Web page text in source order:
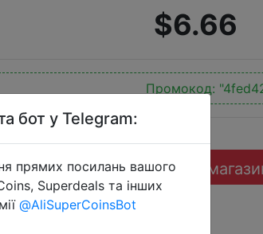
$6.66
Промокод:
Перейти до
бот у Telegram:
прямих посилань вашого
Superdeals та інших
@AliSuperCoinsBot